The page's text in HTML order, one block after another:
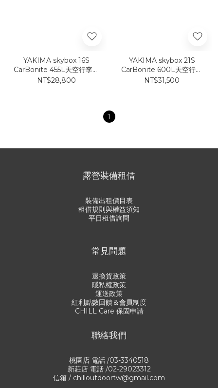
YAKIMA skybox 16S
CarBonite 455L天空行李箱
雙邊開 碳纖紋路
NT$28,800
YAKIMA skybox 21S
CarBonite 600L天空行李
箱 雙邊開 碳纖紋路
NT$31,500
1
露營裝備租借
裝備出租價目表
租借規則與權益須知
平日租借詢問
常見問題
退換貨政策
隱私權政策
運送政策
紅利點數回饋＆會員制度
CHILL Care 保固申請
聯絡我們
桃園店 電話 /03-3340518
新莊店 電話 /02-29023312
信箱 / chilloutdoortw@gmail.com